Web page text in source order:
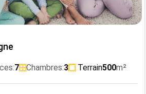
7 Chambres:3 Terrain500m²